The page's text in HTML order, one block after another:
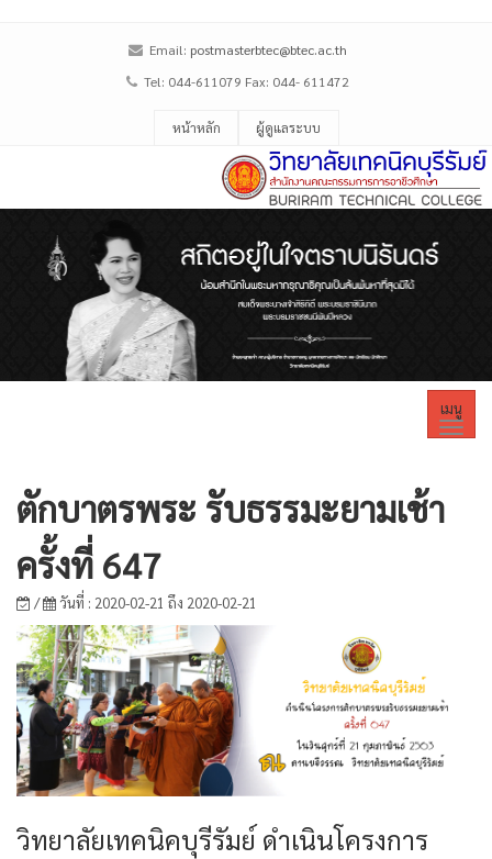
Email: postmasterbtec@btec.ac.th
Tel: 044-611079 Fax: 044- 611472
หน้าหลัก ผู้ดูแลระบบ
เมนู
ตักบาตรพระ รับธรรมะยามเช้า
ครั้งที่ 647
/ วันที่ : 2020-02-21 ถึง 2020-02-21
วิทยาลัยเทคนิคบุรีรัมย์ ดำเนินโครงการ